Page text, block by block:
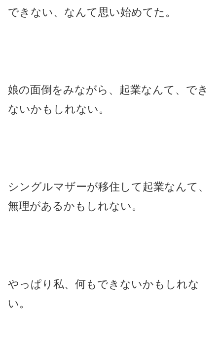
できない、なんて思い始めてた。
娘の面倒をみながら、起業なんて、でき
ないかもしれない。
シングルマザーが移住して起業なんて、
無理があるかもしれない。
やっぱり私、何もできないかもしれな
い。